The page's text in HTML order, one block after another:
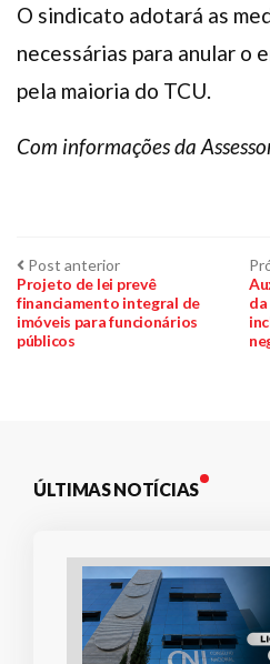
O sindicato adotará as
necessárias para anular o
pela maioria do TCU.
Com informações da
Navegação
de
Post
Post anteriorPost
anterior:
Projeto de lei prevê
financiamento integral de
imóveis para funcionários
públicos
ÚLTIMAS NOTÍCIAS